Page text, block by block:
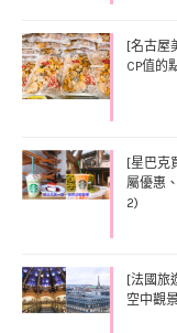
[名古屋
CP值的
[星巴克
屬優惠
2)
[法國旅
空中觀